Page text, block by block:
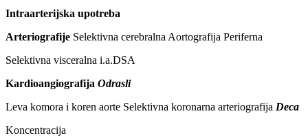
Intraarterijska upotreba
Arteriografije Selektivna cerebralna Aortografija Periferna
Selektivna visceralna i.a.DSA
Kardioangiografija Odrasli
Leva komora i koren aorte Selektivna koronarna arteriografija Deca
Koncentracija